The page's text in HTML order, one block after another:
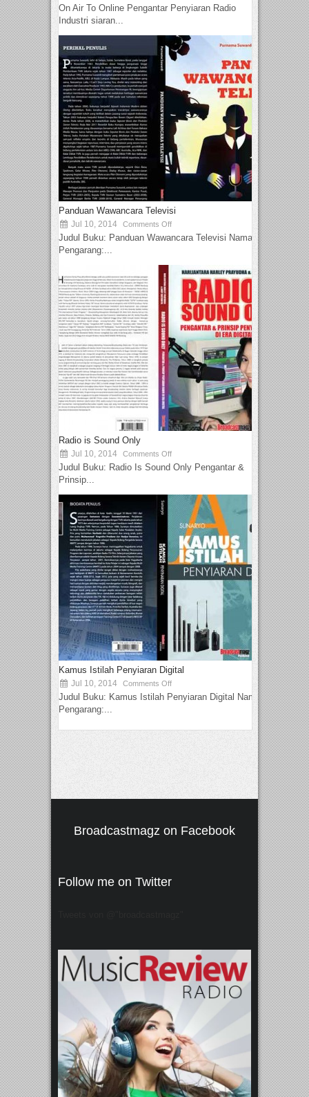
On Air To Online Pengantar Penyiaran Radio
Industri siaran...
Panduan Wawancara Televisi
Jul 10, 2014 Comments Off
Judul Buku: Panduan Wawancara Televisi Nama
Pengarang:...
Radio is Sound Only
Jul 10, 2014 Comments Off
Judul Buku: Radio Is Sound Only Pengantar &
Prinsip...
Kamus Istilah Penyiaran Digital
Jul 10, 2014 Comments Off
Judul Buku: Kamus Istilah Penyiaran Digital Nama
Pengarang:...
Broadcastmagz on Facebook
Follow me on Twitter